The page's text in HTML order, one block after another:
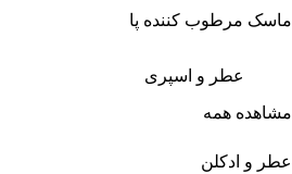
ماسک مرطوب کننده پا
عطر و اسپری
مشاهده همه
عطر و ادکلن